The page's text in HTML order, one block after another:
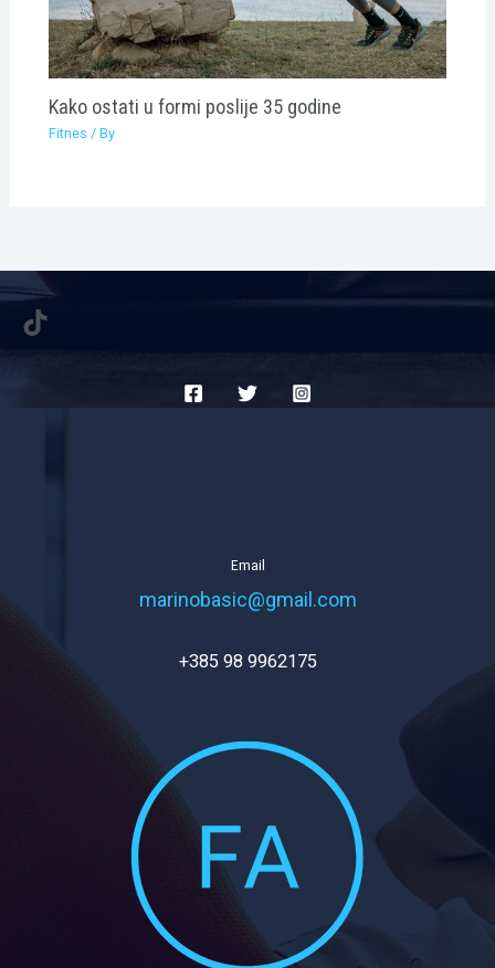
Kako ostati u formi poslije 35 godine
Fitnes / By
TikTok
Email
marinobasic@gmail.com
+385 98 9962175